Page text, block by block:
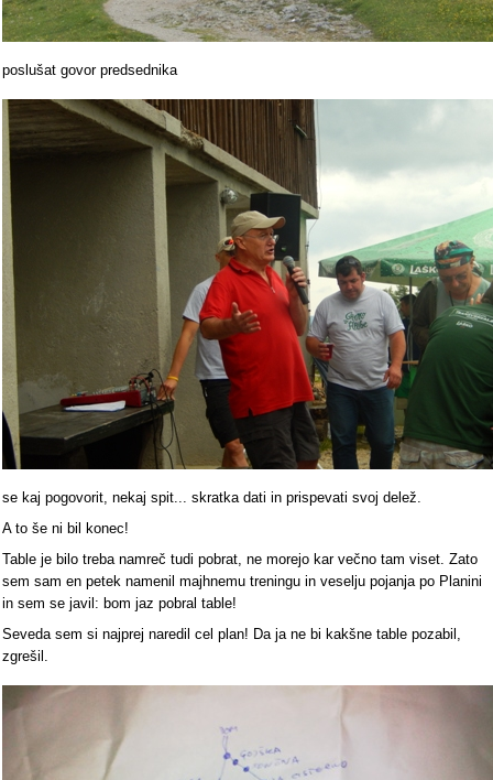
poslušat govor predsednika
se kaj pogovorit, nekaj spit... skratka dati in prispevati svoj delež.
A to še ni bil konec!
Table je bilo treba namreč tudi pobrat, ne morejo kar večno tam viset. Zato
sem sam en petek namenil majhnemu treningu in veselju pojanja po Planini
in sem se javil: bom jaz pobral table!
Seveda sem si najprej naredil cel plan! Da ja ne bi kakšne table pozabil,
zgrešil.